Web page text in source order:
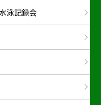
泳記録会